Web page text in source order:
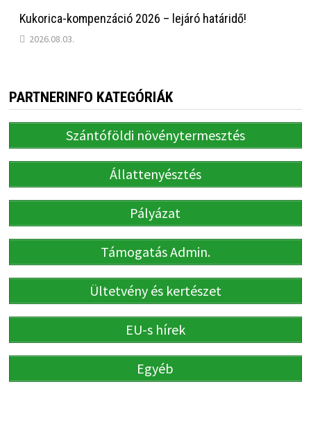
Kukorica-kompenzáció 2026 – lejáró határidő!
2026.08.03.
PARTNERINFO KATEGÓRIÁK
Szántóföldi növénytermesztés
Állattenyésztés
Pályázat
Támogatás Admin.
Ültetvény és kertészet
EU-s hírek
Egyéb